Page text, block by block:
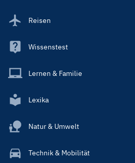
Reisen
Wissenstest
Lernen & Familie
Lexika
Natur & Umwelt
Technik & Mobilität